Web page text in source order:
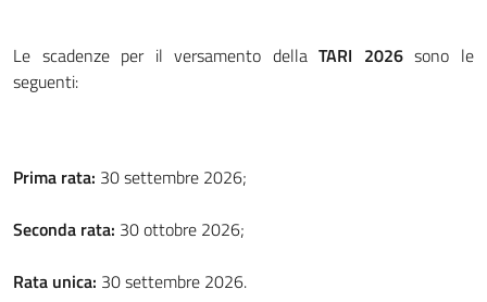
Le scadenze per il versamento dellaTARI 2026sono le
seguenti:
Prima rata: 30 settembre 2026;
Seconda rata: 30 ottobre 2026;
Rata unica: 30 settembre 2026.